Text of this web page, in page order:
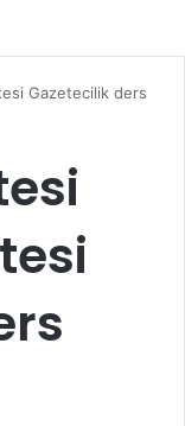
Gazetecilik ders